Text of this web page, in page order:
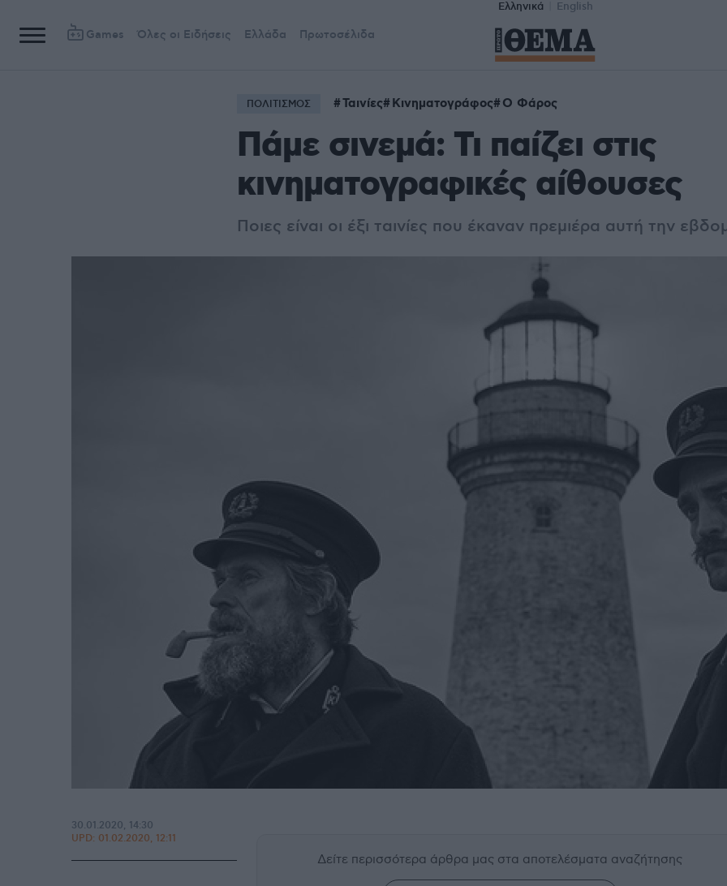
Ελληνικά English
Games Όλες οι Ειδήσεις Ελλάδα Πρωτοσέλιδα
ΠΟΛΙΤΙΣΜΟΣ Ταινίες Κινηματογράφος Ο Φάρος
Πάμε σινεμά: Τι παίζει στις
κινηματογραφικές αίθουσες
Ποιες είναι οι έξι ταινίες που έκαναν πρεμιέρα αυτή την
Δείτε περισσότερα άρθρα μας στα αποτελέσματα αναζήτησης
30.01.2020, 14:30
UPD: 01.02.2020, 12:11